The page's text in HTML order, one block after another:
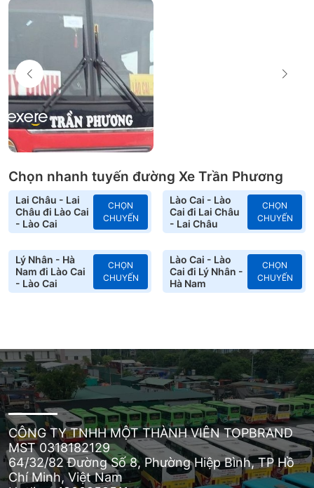
Chọn nhanh tuyến đường Xe Trần Phương
Lai Châu - Lai
Châu đi Lào Cai
- Lào Cai
CHỌN
CHUYẾN
Lào Cai - Lào
Cai đi Lai Châu
- Lai Châu
CHỌN
CHUYẾN
Lý Nhân - Hà
Nam đi Lào Cai
- Lào Cai
CHỌN
CHUYẾN
Lào Cai - Lào
Cai đi Lý Nhân -
Hà Nam
CHỌN
CHUYẾN
CÔNG TY TNHH MỘT THÀNH VIÊN TOPBRAND
MST 0318182129
64/32/82 Đường Số 8, Phường Hiệp Bình, TP Hồ
Chí Minh, Việt Nam